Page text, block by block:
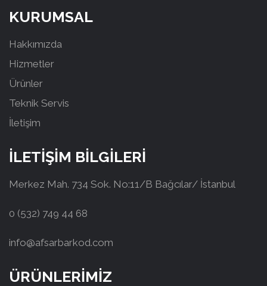
KURUMSAL
Hakkımızda
Hizmetler
Ürünler
Teknik Servis
İletişim
İLETİŞİM BİLGİLERİ
Merkez Mah. 734 Sok. No:11/B Bağcılar/ İstanbul
0 (532) 749 44 68
info@afsarbarkod.com
ÜRÜNLERİMİZ